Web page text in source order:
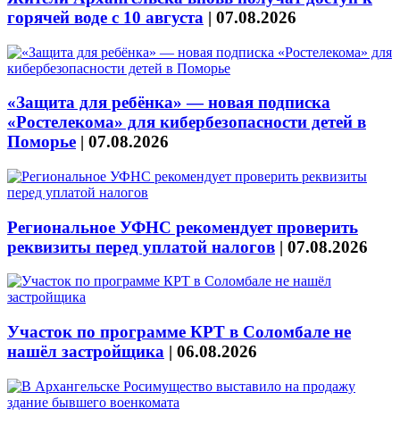
горячей воде с 10 августа | 07.08.2026
«Защита для ребёнка» — новая подписка
«Ростелекома» для кибербезопасности детей в
Поморье | 07.08.2026
Региональное УФНС рекомендует проверить
реквизиты перед уплатой налогов | 07.08.2026
Участок по программе КРТ в Соломбале не
нашёл застройщика | 06.08.2026